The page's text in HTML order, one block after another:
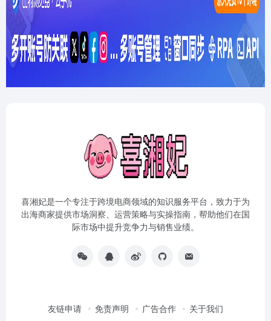
喜湘妃是一个专注于跨境电商领域的知识服务平台，致力于为
出海商家提供市场洞察、运营策略与实操指南，帮助他们在国
际市场中提升竞争力与销售业绩。
友链申请 免责声明 广告合作 关于我们